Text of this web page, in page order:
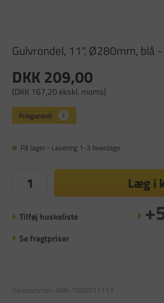
Gulvrondel, 11", Ø280mm, blå
DKK 209,00
(DKK 167,20 ekskl. moms)
På lager - Levering 1-3 hverdage
Læg i
Tilføj huskeliste
Se fragtpriser
Varenummer: ABN-1000011113